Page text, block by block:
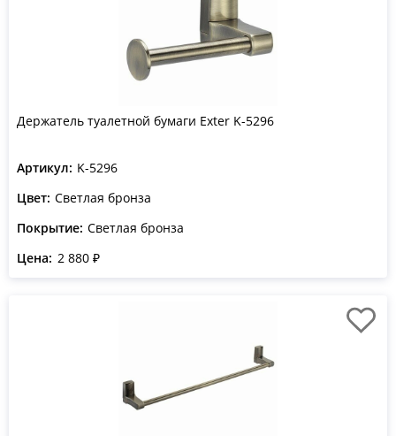
Держатель туалетной бумаги Exter K-5296
Артикул: K-5296
Цвет: Светлая бронза
Покрытие: Светлая бронза
Цена: 2 880 ₽